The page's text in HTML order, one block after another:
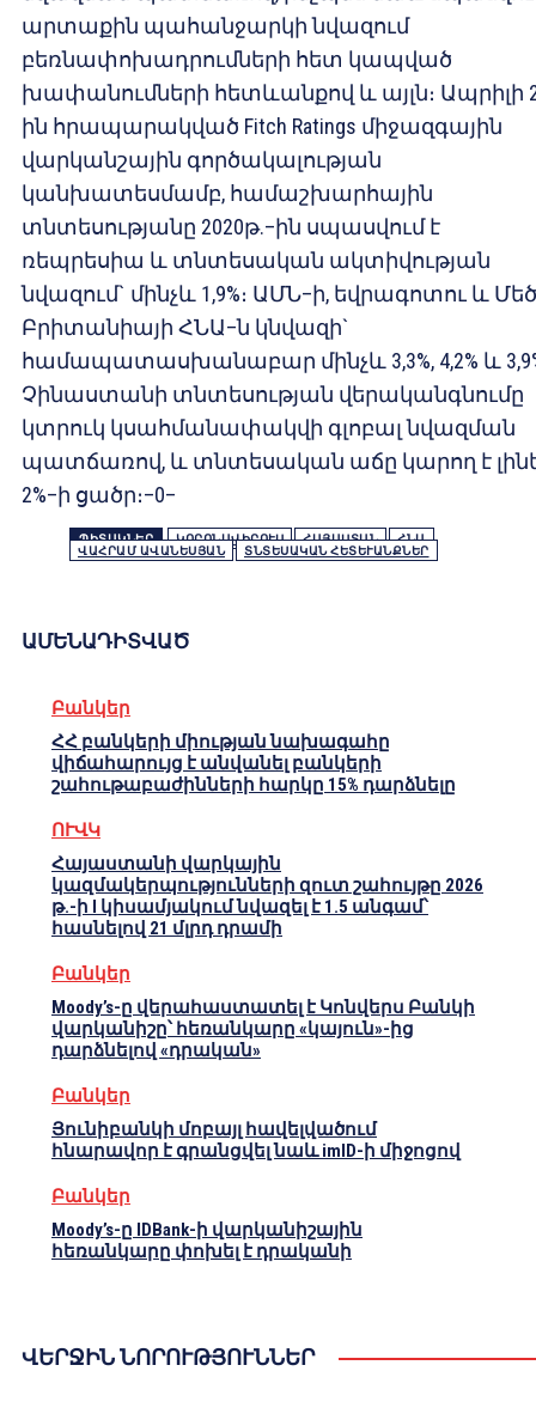
արտաքին պահանջարկի նվազում
բեռնափոխադրումների հետ կապված
խափանումների հետևանքով և այլն։ Ապրիլի
ին հրապարակված Fitch Ratings միջազգային
վարկանշային գործակալության
կանխատեսմամբ, համաշխարհային
տնտեսությանը 2020թ.–ին սպասվում է
ռեպրեսիա և տնտեսական ակտիվության
նվազում` մինչև 1,9%։ ԱՄՆ–ի, եվրագոտու և Մեծ
Բրիտանիայի ՀՆԱ–ն կնվազի`
համապատասխանաբար մինչև 3,3%, 4,2% և
Չինաստանի տնտեսության վերականգնումը
կտրուկ կսահմանափակվի գլոբալ նվազման
պատճառով, և տնտեսական աճը կարող է
2%–ի ցածր։–0–
ՊԻՏԱԿՆԵՐ ԿՈՐՈՆԱՎԻՐՈՒՍ ՀԱՅԱՍՏԱՆ
ՀՆԱ
ՎԱՀՐԱՄ ԱՎԱՆԵՍՅԱՆ
ՏՆՏԵՍԱԿԱՆ ՀԵՏԵՒԱՆՔՆԵՐ
ԱՄԵՆԱԴԻՏՎԱԾ
Բանկեր
ՀՀ բանկերի միության նախագահը
վիճահարույց է անվանել բանկերի
շահութաբաժինների հարկը 15% դարձնելը
ՈՒՎԿ
Հայաստանի վարկային
կազմակերպությունների զուտ շահույթը 2026
թ.-ի I կիսամյակում նվազել է 1.5 անգամ՝
հասնելով 21 մլրդ դրամի
Բանկեր
Moody’s-ը վերահաստատել է Կոնվերս Բանկի
վարկանիշը՝ հեռանկարը «կայուն»-ից
դարձնելով «դրական»
Բանկեր
Յունիբանկի մոբայլ հավելվածում
հնարավոր է գրանցվել նաև imID-ի միջոցով
Բանկեր
Moody’s-ը IDBank-ի վարկանիշային
հեռանկարը փոխել է դրականի
ՎԵՐՋԻՆ ՆՈՐՈՒԹՅՈՒՆՆԵՐ